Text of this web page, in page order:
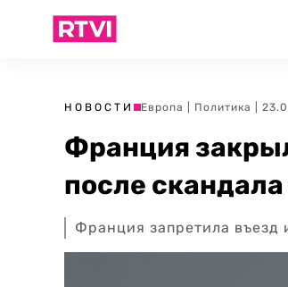
НОВОСТИ Европа Политика |
Франция
после
Франция запретила въезд